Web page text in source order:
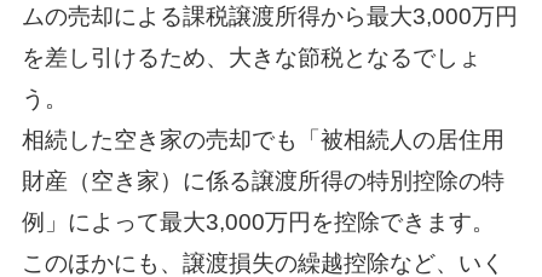
ムの売却による課税譲渡所得から最大3,000万円
を差し引けるため、大きな節税となるでしょ
う。
相続した空き家の売却でも「被相続人の居住用
財産（空き家）に係る譲渡所得の特別控除の特
例」によって最大3,000万円を控除できます。
このほかにも、譲渡損失の繰越控除など、いく